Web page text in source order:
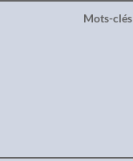
Mots-clés